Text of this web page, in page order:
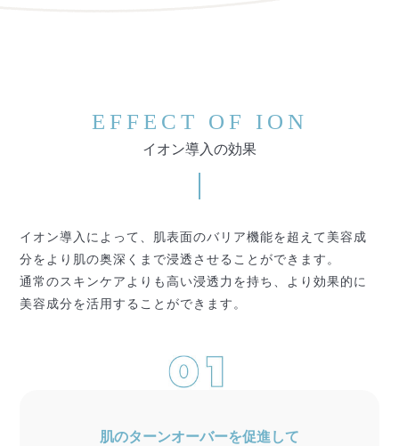
EFFECT OF ION
イオン導入の効果
イオン導入によって、肌表面のバリア機能を超えて 美容成
分をより肌の奥深くまで浸透させることができます。
通常のスキンケアよりも高い浸透力を持ち、 より効果的に
美容成分を活用することができます。
肌のターンオーバーを促進して